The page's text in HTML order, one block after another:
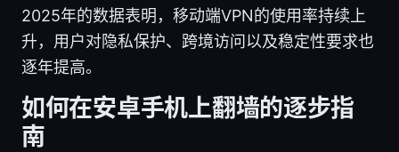
2025年的数据表明，移动端VPN的使用率持续上
升，用户对隐私保护、跨境访问以及稳定性要求也
逐年提高。
如何在安卓手机上翻墙的逐步指
南